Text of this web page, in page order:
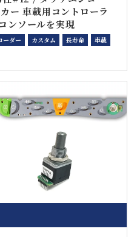
ー 車載用コントローラ
ンソールを実現
ーダー カスタム 長寿命
車載